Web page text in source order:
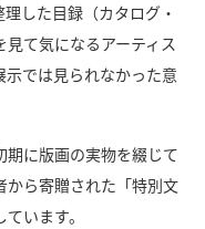
した目録（カタログ・
て気になるアーティス
示では見られなかった意
期に版画の実物を綴じて
から寄贈された「特別文
います。